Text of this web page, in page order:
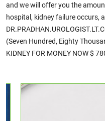
and we will offer you the
hospital, kidney failure occurs,
(Seven Hundred, Eighty
KIDNEY FOR MONEY NOW $